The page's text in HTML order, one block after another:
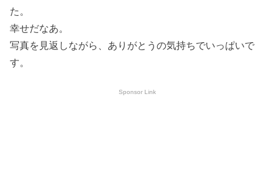
た。
幸せだなあ。
写真を見返しながら、ありがとうの気持ちでいっぱいで
す。
Sponsor Link